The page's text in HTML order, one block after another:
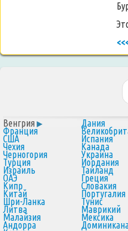
Венгрия Дания
Франция
США Испания
Чехия Канада
Черногория Украина
Турция Иордания
Израиль Таиланд
ОАЭ Греция
Кипр Словакия
Китай Португалия
Шри-Ланка Тунис
Литва Маврикий
Малайзия Мексика
Андорра